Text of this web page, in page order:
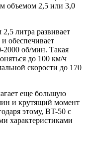
объемом 2,5 или 3,0
литра развивает
обеспечивает
об/мин. Такая
до 100 км/ч
скорости до 170
еще большую
и крутящий момент
этому, BT-50 с
характеристиками